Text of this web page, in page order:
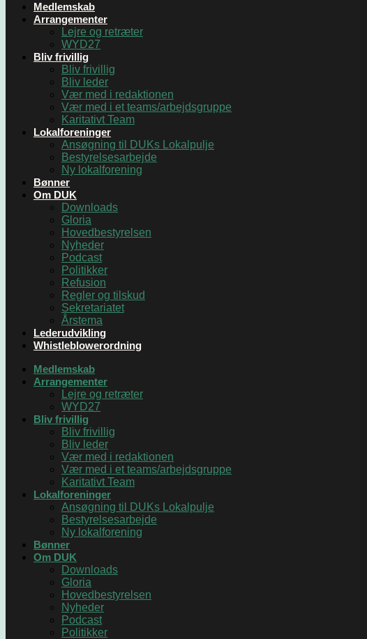
Medlemskab
Arrangementer
Lejre og retræter
WYD27
Bliv frivillig
Bliv frivillig
Bliv leder
Vær med i redaktionen
Vær med i et teams/arbejdsgruppe
Karitativt Team
Lokalforeninger
Ansøgning til DUKs Lokalpulje
Bestyrelsesarbejde
Ny lokalforening
Bønner
Om DUK
Downloads
Gloria
Hovedbestyrelsen
Nyheder
Podcast
Politikker
Refusion
Regler og tilskud
Sekretariatet
Årstema
Lederudvikling
Whistleblowerordning
Medlemskab
Arrangementer
Lejre og retræter
WYD27
Bliv frivillig
Bliv frivillig
Bliv leder
Vær med i redaktionen
Vær med i et teams/arbejdsgruppe
Karitativt Team
Lokalforeninger
Ansøgning til DUKs Lokalpulje
Bestyrelsesarbejde
Ny lokalforening
Bønner
Om DUK
Downloads
Gloria
Hovedbestyrelsen
Nyheder
Podcast
Politikker